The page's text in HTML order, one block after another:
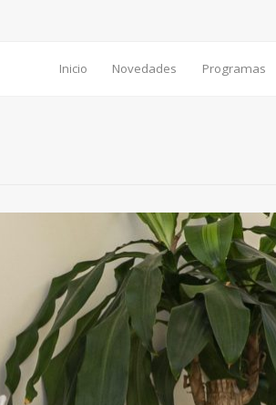
Inicio Novedades Programas